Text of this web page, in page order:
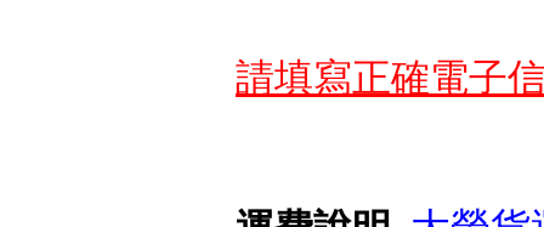
請填寫正確電子